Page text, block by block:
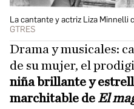
La cantante y actriz Liza Minnelli
GTRES
Drama y musicales:
de su mujer, el
niña brillante y
marchitable de El